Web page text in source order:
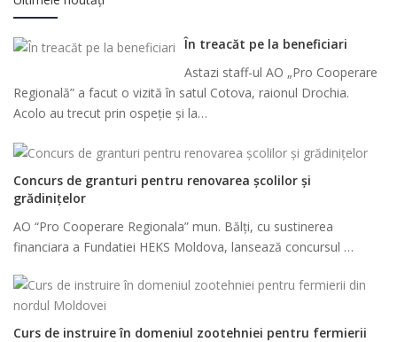
În treacăt pe la beneficiari
Astazi staff-ul AO „Pro Cooperare
Regională” a facut o vizită în satul Cotova, raionul Drochia.
Acolo au trecut prin ospeție și la…
Concurs de granturi pentru renovarea școlilor și
grădinițelor
AO “Pro Cooperare Regionala” mun. Bălți, cu sustinerea
financiara a Fundatiei HEKS Moldova, lansează concursul …
Curs de instruire în domeniul zootehniei pentru fermierii